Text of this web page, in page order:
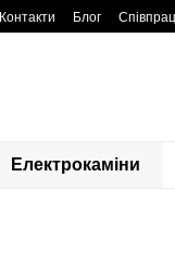
Контакти Блог
Електрокаміни